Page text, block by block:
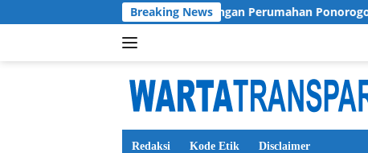
ke
Breaking News
Kasus Tunjangan Perumahan Ponorogo Jadi Cermin,
Redaksi Kode Etik Disclaimer